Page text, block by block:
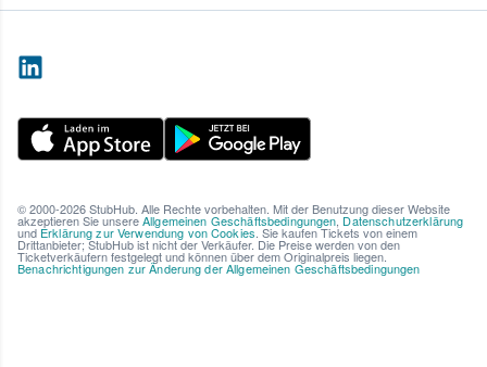
© 2000-2026 StubHub. Alle Rechte vorbehalten. Mit der Benutzung dieser Website
akzeptieren Sie unsereAllgemeinen Geschäftsbedingungen Datenschutzerklärung
und Erklärung zur Verwendung von Cookies . Sie kaufen Tickets von einem
Drittanbieter; StubHub ist nicht der Verkäufer. Die Preise werden von den
Ticketverkäufern festgelegt und können über dem Originalpreis liegen.
Benachrichtigungen zur Änderung der Allgemeinen Geschäftsbedingungen